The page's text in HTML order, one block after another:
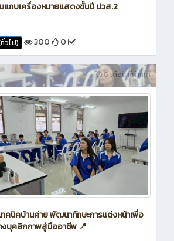
แถบเครื่องหมายแสดงชั้นปี ปวส.2
วไป) 300 0
6 เดือน ที่ผ่านมา
คนิคบ้านค่าย พัฒนาทักษะการแต่งหน้าเพื่อ
งบุคลิกภาพสู่มืออาชีพ 📍